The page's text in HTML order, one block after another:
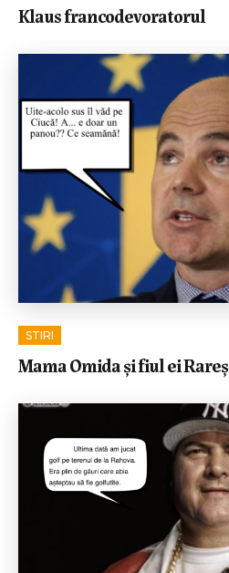
Klaus francodevoratorul
STIRI
Mama Omida și fiul ei Rareș